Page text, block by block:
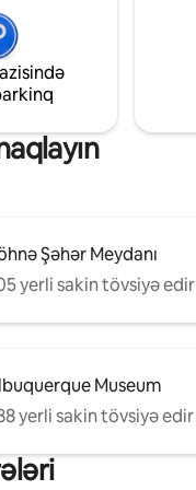
iş
Şəhər Meydanı
yerli sakin tövsiyə edir
Museum
yerli sakin tövsiyə edir